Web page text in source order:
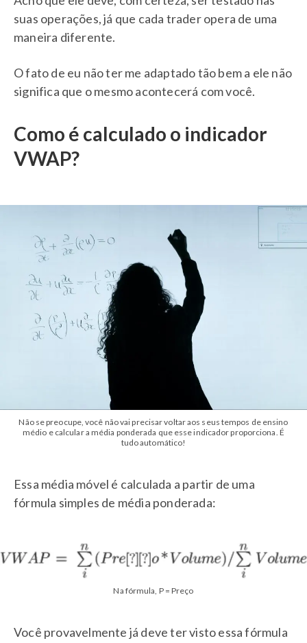
suas operações, já que cada trader opera de uma
maneira diferente.
O fato de eu não ter me adaptado tão bem a ele não
significa que o mesmo acontecerá com você.
Como é calculado o indicador
VWAP?
Não se preocupe, você não vai precisar voltar aos seus tempos de ensino
médio e calcular a média ponderada que esse indicador proporciona. É
tudo automático!
Essa média móvel é calculada a partir de uma
fórmula simples de média ponderada:
Na fórmula, P = Preço
Você provavelmente já deve ter visto essa fórmula